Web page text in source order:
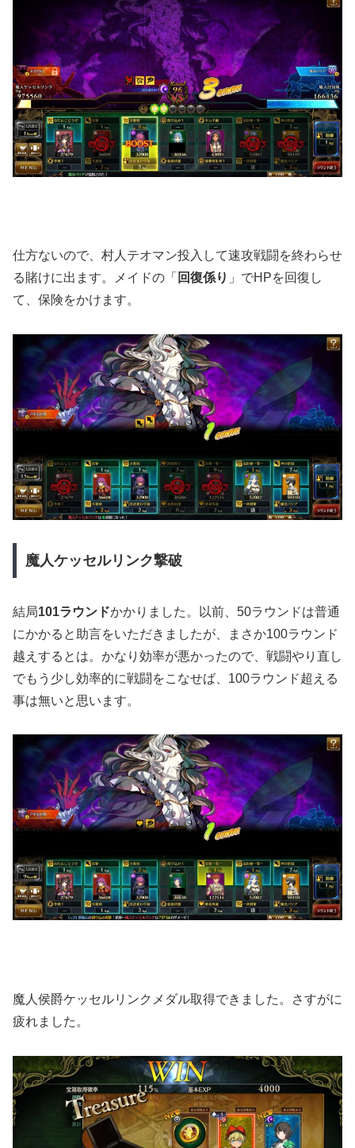
仕方ないので、村人テオマン投入して速攻戦闘を終わらせ
る賭けに出ます。メイドの「 回復係り 」でHPを回復し
て、保険をかけます。
魔人ケッセルリンク撃破
結局101ラウンドかかりました。以前、50ラウンドは普通
にかかると助言をいただきましたが、まさか100ラウンド
越えするとは。かなり効率が悪かったので、戦闘やり直し
でもう少し効率的に戦闘をこなせば、100ラウンド超える
事は無いと思います。
魔人侯爵ケッセルリンクメダル取得できました。さすがに
疲れました。